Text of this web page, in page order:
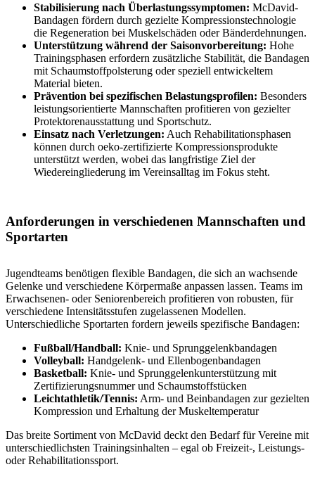
Stabilisierung nach Überlastungssymptomen: McDavid-
Bandagen fördern durch gezielte Kompressionstechnologie
die Regeneration bei Muskelschäden oder Bänderdehnungen.
Unterstützung während der Saisonvorbereitung: Hohe
Trainingsphasen erfordern zusätzliche Stabilität, die Bandagen
mit Schaumstoffpolsterung oder speziell entwickeltem
Material bieten.
Prävention bei spezifischen Belastungsprofilen: Besonders
leistungsorientierte Mannschaften profitieren von gezielter
Protektorenausstattung und Sportschutz.
Einsatz nach Verletzungen: Auch Rehabilitationsphasen
können durch oeko-zertifizierte Kompressionsprodukte
unterstützt werden, wobei das langfristige Ziel der
Wiedereingliederung im Vereinsalltag im Fokus steht.
Anforderungen in verschiedenen Mannschaften und
Sportarten
Jugendteams benötigen flexible Bandagen, die sich an wachsende
Gelenke und verschiedene Körpermaße anpassen lassen. Teams im
Erwachsenen- oder Seniorenbereich profitieren von robusten, für
verschiedene Intensitätsstufen zugelassenen Modellen.
Unterschiedliche Sportarten fordern jeweils spezifische Bandagen:
Fußball/Handball: Knie- und Sprunggelenkbandagen
Volleyball: Handgelenk- und Ellenbogenbandagen
Basketball: Knie- und Sprunggelenkunterstützung mit
Zertifizierungsnummer und Schaumstoffstücken
Leichtathletik/Tennis: Arm- und Beinbandagen zur gezielten
Kompression und Erhaltung der Muskeltemperatur
Das breite Sortiment von McDavid deckt den Bedarf für Vereine mit
unterschiedlichsten Trainingsinhalten – egal ob Freizeit-, Leistungs-
oder Rehabilitationssport.